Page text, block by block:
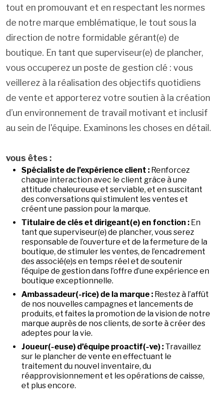
tout en promouvant et en respectant les normes
de notre marque emblématique, le tout sous la
direction de notre formidable gérant(e) de
boutique. En tant que superviseur(e) de plancher,
vous occuperez un poste de gestion clé : vous
veillerez à la réalisation des objectifs quotidiens
de vente et apporterez votre soutien à la création
d’un environnement de travail motivant et inclusif
au sein de l'équipe. Examinons les choses en détail.
vous êtes :
Spécialiste de l’expérience client : Renforcez
chaque interaction avec le client grâce à une
attitude chaleureuse et serviable, et en suscitant
des conversations qui stimulent les ventes et
créent une passion pour la marque.
Titulaire de clés et dirigeant(e) en fonction : En
tant que superviseur(e) de plancher, vous serez
responsable de l’ouverture et de la fermeture de la
boutique, de stimuler les ventes, de l’encadrement
des associé(e)s en temps réel et de soutenir
l’équipe de gestion dans l’offre d’une expérience en
boutique exceptionnelle.
Ambassadeur(-rice) de la marque : Restez à l’affût
de nos nouvelles campagnes et lancements de
produits, et faites la promotion de la vision de notre
marque auprès de nos clients, de sorte à créer des
adeptes pour la vie.
Joueur(-euse) d’équipe proactif(-ve) : Travaillez
sur le plancher de vente en effectuant le
traitement du nouvel inventaire, du
réapprovisionnement et les opérations de caisse,
et plus encore.